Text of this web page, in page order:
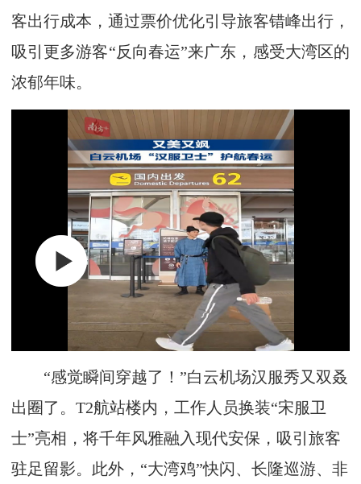
客出行成本，通过票价优化引导旅客错峰出行，
吸引更多游客“反向春运”来广东，感受大湾区的
浓郁年味。
“感觉瞬间穿越了！”白云机场汉服秀又双叒
出圈了。T2航站楼内，工作人员换装“宋服卫
士”亮相，将千年风雅融入现代安保，吸引旅客
驻足留影。此外，“大湾鸡”快闪、长隆巡游、非